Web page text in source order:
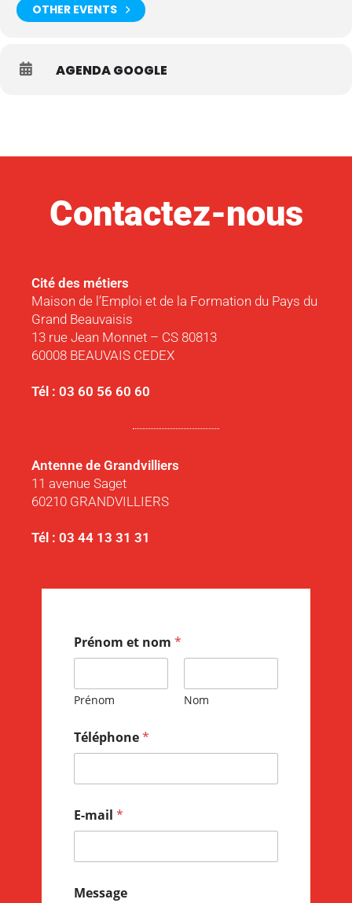
OTHER EVENTS
AGENDA GOOGLE
Contactez-nous
Cité des métiers
Maison de l’Emploi et de la Formation du Pays du
Grand Beauvaisis
13 rue Jean Monnet – CS 80813
60008 BEAUVAIS CEDEX
Tél : 03 60 56 60 60
Antenne de Grandvilliers
11 avenue Saget
60210 GRANDVILLIERS
Tél : 03 44 13 31 31
Prénom et nom *
Prénom Nom
Téléphone*
E-mail *
Message